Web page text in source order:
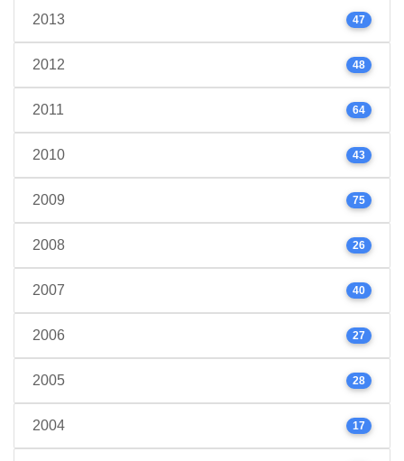
2013 47
2012 48
2011 64
2010 43
2009 75
2008 26
2007 40
2006 27
2005 28
2004 17